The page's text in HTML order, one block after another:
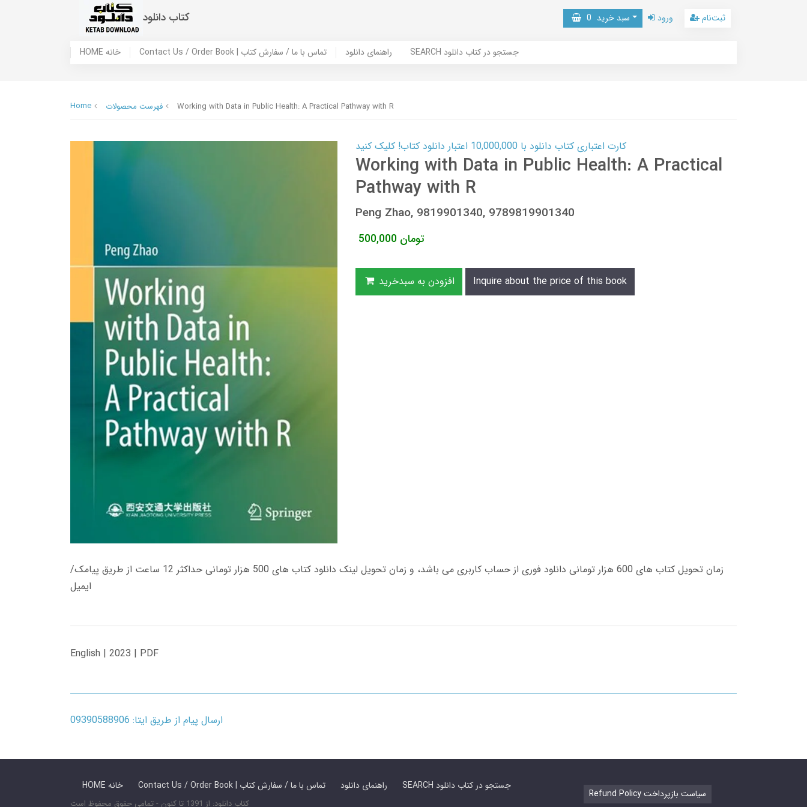
کتاب دانلود سبد خرید 0 ورود ثبت‌نام
HOME خانه Contact Us / Order Book | تماس با ما / سفارش کتاب راهنمای دانلود SEARCH جستجو در کتاب دانلود
Home فهرست محصولات Working with Data in Public Health: A Practical Pathway with R
کارت اعتباری کتاب دانلود با 10,000,000 اعتبار دانلود کتاب! کلیک کنید
Working with Data in Public Health: A Practical
Pathway with R
Peng Zhao, 9819901340, 9789819901340
500,000 تومان
افزودن به سبدخرید Inquire about the price of this book
زمان تحویل کتاب های 600 هزار تومانی دانلود فوری از حساب کاربری می باشد، و زمان تحویل لینک دانلود کتاب های 500 هزار تومانی حداکثر 12 ساعت از طریق پیامک/
ایمیل
English | 2023 | PDF
ارسال پیام از طریق ایتا: 09390588906
HOME خانه Contact Us / Order Book | تماس با ما / سفارش کتاب راهنمای دانلود SEARCH جستجو در کتاب دانلود
کتاب دانلود: از 1391 تا کنون - تمامی حقوق محفوظ است
Refund Policy سیاست بازپرداخت